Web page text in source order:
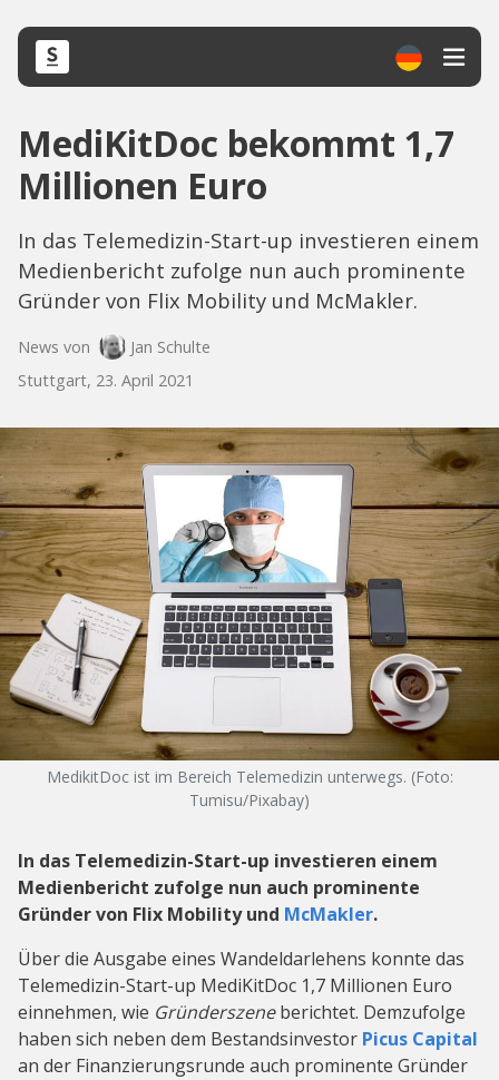
MediKitDoc bekommt 1,7
Millionen Euro
In das Telemedizin-Start-up investieren einem
Medienbericht zufolge nun auch prominente
Gründer von Flix Mobility und McMakler.
News von
Jan Schulte
Stuttgart, 23. April 2021
MedikitDoc ist im Bereich Telemedizin unterwegs. (Foto:
Tumisu/Pixabay)
In das Telemedizin-Start-up investieren einem
Medienbericht zufolge nun auch prominente
Gründer von Flix Mobility und McMakler.
Über die Ausgabe eines Wandeldarlehens konnte das
Telemedizin-Start-up MediKitDoc 1,7 Millionen Euro
einnehmen, wie Gründerszeneberichtet. Demzufolge
haben sich neben dem Bestandsinvestor Picus Capital
an der Finanzierungsrunde auch prominente Gründer